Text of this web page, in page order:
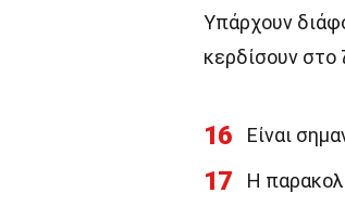
Υπάρχουν
κερδίσουν στο
16 Είναι
17 Η